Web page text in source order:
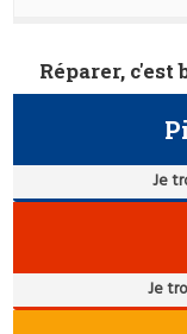
Réparer,
Je
Je